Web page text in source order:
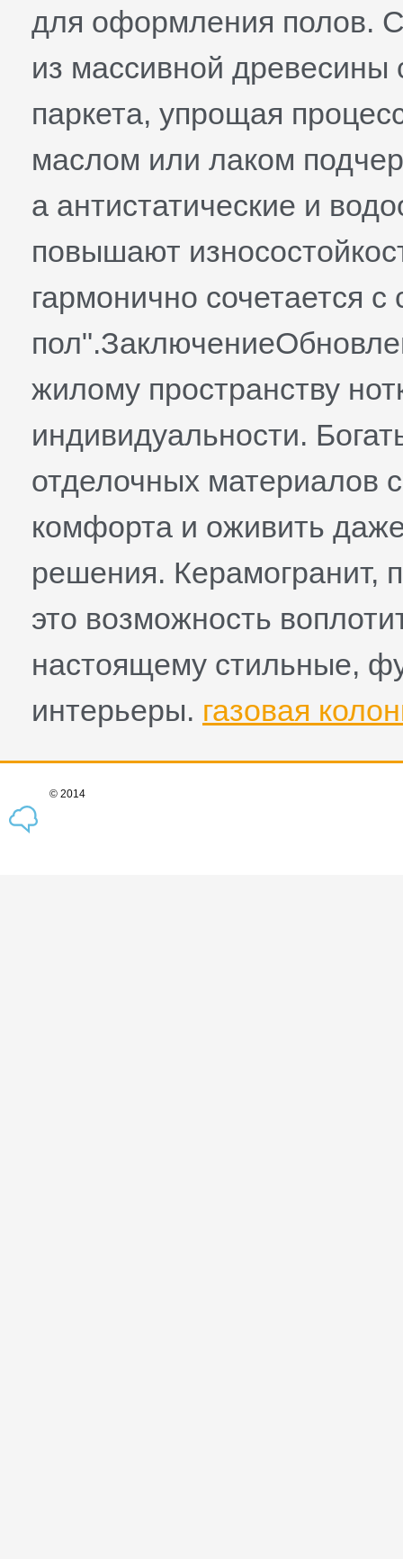
для оформления полов.
из массивной
паркета, упрощая
маслом или лаком
а антистатические и
повышают
гармонично сочетается
жилому пространству
индивидуальности.
отделочных материалов
комфорта и оживить
решения.
это возможность
настоящему стильные,
интерьеры. газовая
© 2014